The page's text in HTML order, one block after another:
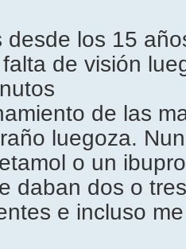
desde los 15
de visión
de las
luegoza.
o un
daban dos o
e incluso